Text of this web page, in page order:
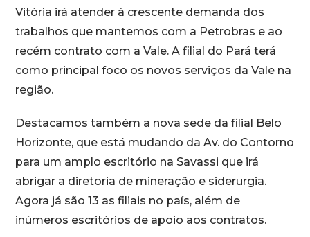
Vitória irá atender à crescente demanda dos
trabalhos que mantemos com a Petrobras e ao
recém contrato com a Vale. A filial do Pará terá
como principal foco os novos serviços da Vale na
região.
Destacamos também a nova sede da filial Belo
Horizonte, que está mudando da Av. do Contorno
para um amplo escritório na Savassi que irá
abrigar a diretoria de mineração e siderurgia.
Agora já são 13 as filiais no país, além de
inúmeros escritórios de apoio aos contratos.